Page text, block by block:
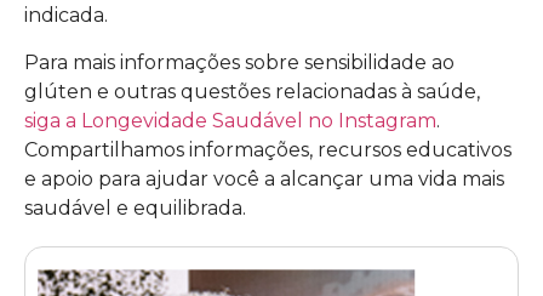
indicada.
Para mais informações sobre sensibilidade ao
glúten e outras questões relacionadas à saúde,
siga a Longevidade Saudável no Instagram.
Compartilhamos informações, recursos educativos
e apoio para ajudar você a alcançar uma vida mais
saudável e equilibrada.